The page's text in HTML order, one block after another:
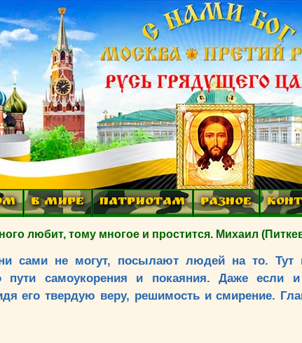
В МИРЕ ПАТРИОТАМ РАЗНОЕ
любит, тому многое и простится. Михаил
сами не могут, посылают людей на то. Тут
самоукорения и покаяния. Даже если и
его твердую веру, решимость и смирение.